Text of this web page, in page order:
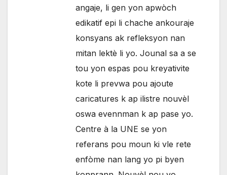
angaje, li gen yon apwòch
edikatif epi li chache ankouraje
konsyans ak refleksyon nan
mitan lektè li yo. Jounal sa a se
tou yon espas pou kreyativite
kote li prevwa pou ajoute
caricatures k ap ilistre nouvèl
oswa evennman k ap pase yo.
Centre à la UNE se yon
referans pou moun ki vle rete
enfòme nan lang yo pi byen